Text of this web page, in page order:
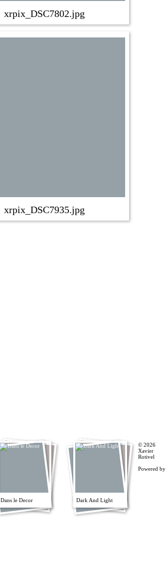
xrpix_DSC7802.jpg
xrpix_DSC7935.jpg
Dans le Decor Dark And Light
© 2026
Xavier
Rotivel
Powered by